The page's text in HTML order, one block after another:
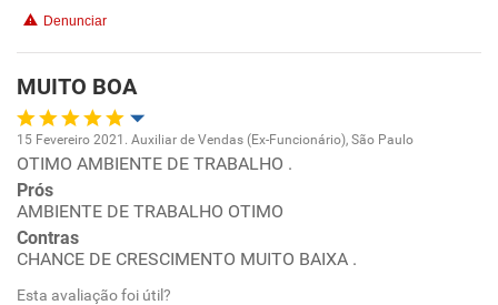
Denunciar
MUITO BOA
Oportunidade de promoção
Ambiente de trabalho
15 Fevereiro 2021. Auxiliar de Vendas (Ex-Funcionário), São Paulo
OTIMO AMBIENTE DE TRABALHO .
Prós
AMBIENTE DE TRABALHO OTIMO
Contras
CHANCE DE CRESCIMENTO MUITO BAIXA .
Esta avaliação foi útil?